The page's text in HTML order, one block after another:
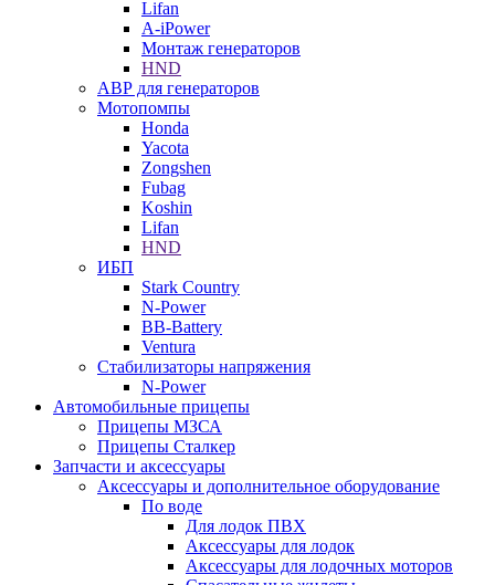
Lifan
A-iPower
Монтаж генераторов
HND
АВР для генераторов
Мотопомпы
Honda
Yacota
Zongshen
Fubag
Koshin
Lifan
HND
ИБП
Stark Country
N-Power
BB-Battery
Ventura
Стабилизаторы напряжения
N-Power
Автомобильные прицепы
Прицепы МЗСА
Прицепы Сталкер
Запчасти и аксессуары
Аксессуары и дополнительное оборудование
По воде
Для лодок ПВХ
Аксессуары для лодок
Аксессуары для лодочных моторов